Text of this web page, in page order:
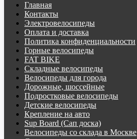
Главная
Контакты
Электровелосипеды
Оплата и доставка
Политика конфиденциальности
Горные велосипеды
FAT BIKE
Складные велосипеды
Велосипеды для города
Дорожные, шоссейные
Подростковые велосипеды
Детские велосипеды
Крепление на авто
Sup Board (Сап доска)
Велосипеды со склада в Москве